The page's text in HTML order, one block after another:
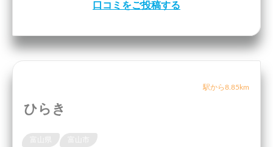
口コミをご投稿する
駅から8.85km
ひらき